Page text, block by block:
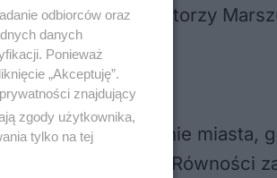
organizatorzy
Niemniej na stronie miasta,
że Marsz Równości
odbiorców oraz
danych
Ponieważ
„Akceptuję”.
znajdujący
zgody użytkownika,
tylko na tej